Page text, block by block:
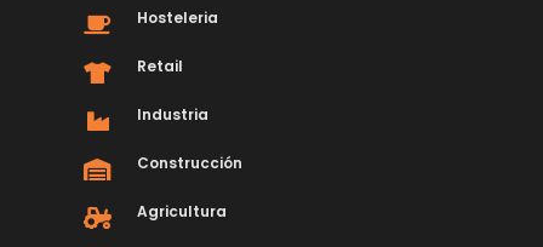
Hosteleria
Retail
Industria
Construcción
Agricultura